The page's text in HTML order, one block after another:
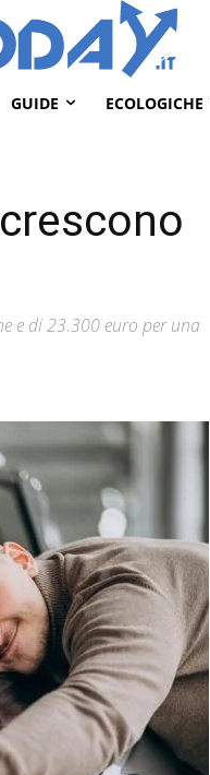
GUIDE ECOLOGICHE
e di 23.300 euro per una